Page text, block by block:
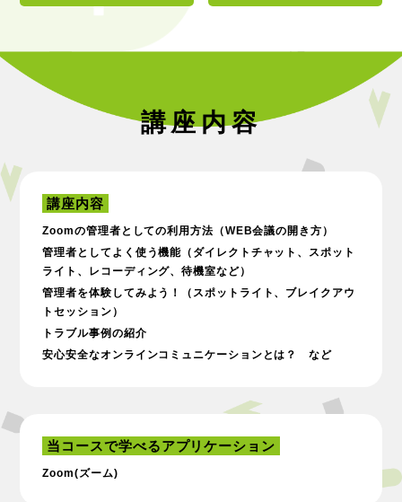
講座内容
講座内容
Zoomの管理者としての利用方法（WEB会議の開き方）
管理者としてよく使う機能（ダイレクトチャット、スポット
ライト、レコーディング、待機室など）
管理者を体験してみよう！（スポットライト、ブレイクアウ
トセッション）
トラブル事例の紹介
安心安全なオンラインコミュニケーションとは？ など
当コースで学べるアプリケーション
Zoom(ズーム)